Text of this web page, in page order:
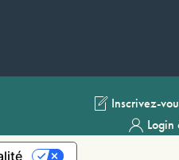
Inscrivez-